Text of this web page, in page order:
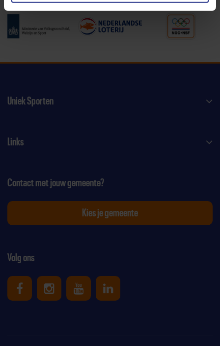
Uniek Sporten
Links
Volg ons
Uniek Sporten op Facebook
Uniek Sporten op Instagram
Uniek Sporten op Youtube
Uniek Sporten op
Contact met jouw gemeente?
Kies je gemeente